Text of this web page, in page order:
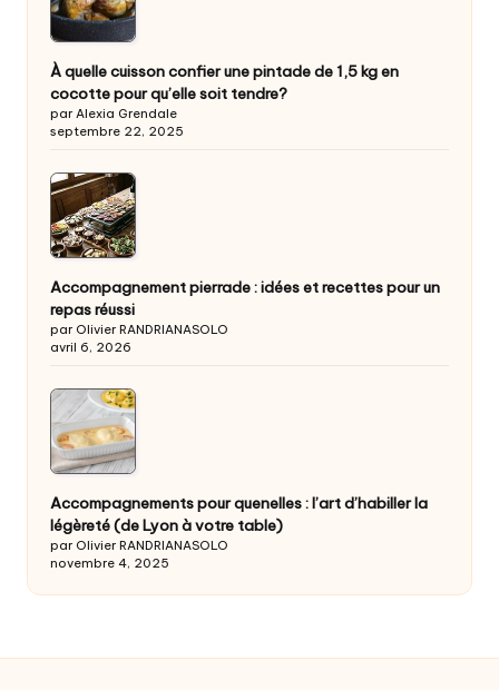
À quelle cuisson confier une pintade de 1,5 kg en
cocotte pour qu’elle soit tendre?
par Alexia Grendale
septembre 22, 2025
Accompagnement pierrade : idées et recettes pour un
repas réussi
par Olivier RANDRIANASOLO
avril 6, 2026
Accompagnements pour quenelles : l’art d’habiller la
légèreté (de Lyon à votre table)
par Olivier RANDRIANASOLO
novembre 4, 2025